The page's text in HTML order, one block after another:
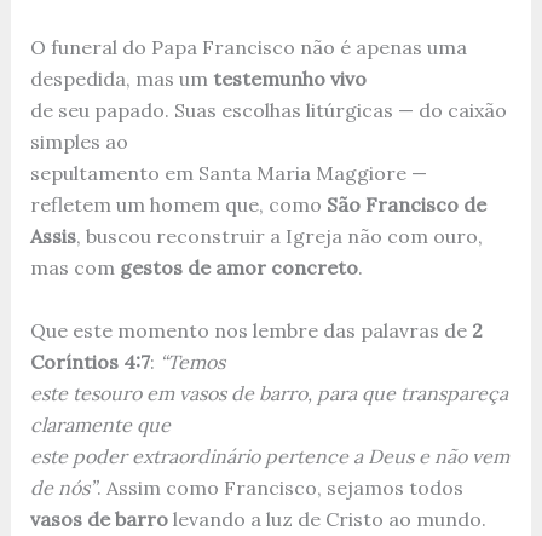
O funeral do Papa Francisco não é apenas uma
despedida, mas um testemunho vivo
de seu papado. Suas escolhas litúrgicas — do caixão
simples ao
sepultamento em Santa Maria Maggiore —
refletem um homem que, como São Francisco de
Assis, buscou reconstruir a Igreja não com ouro,
mas com gestos de amor concreto.
Que este momento nos lembre das palavras de 2
Coríntios 4:7: “Temos
este tesouro em vasos de barro, para que transpareça
claramente que
este poder extraordinário pertence a Deus e não vem
de nós”. Assim como Francisco, sejamos todos
vasos de barrolevando a luz de Cristo ao mundo.